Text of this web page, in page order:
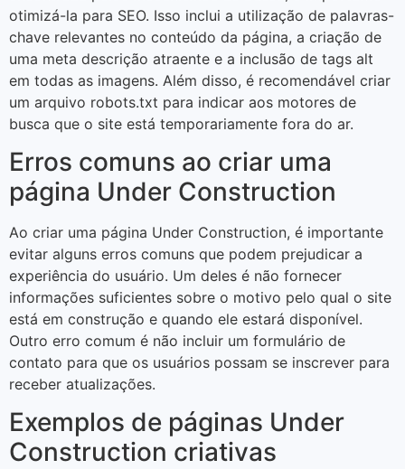
otimizá-la para SEO. Isso inclui a utilização de palavras-
chave relevantes no conteúdo da página, a criação de
uma meta descrição atraente e a inclusão de tags alt
em todas as imagens. Além disso, é recomendável criar
um arquivo robots.txt para indicar aos motores de
busca que o site está temporariamente fora do ar.
Erros comuns ao criar uma
página Under Construction
Ao criar uma página Under Construction, é importante
evitar alguns erros comuns que podem prejudicar a
experiência do usuário. Um deles é não fornecer
informações suficientes sobre o motivo pelo qual o site
está em construção e quando ele estará disponível.
Outro erro comum é não incluir um formulário de
contato para que os usuários possam se inscrever para
receber atualizações.
Exemplos de páginas Under
Construction criativas